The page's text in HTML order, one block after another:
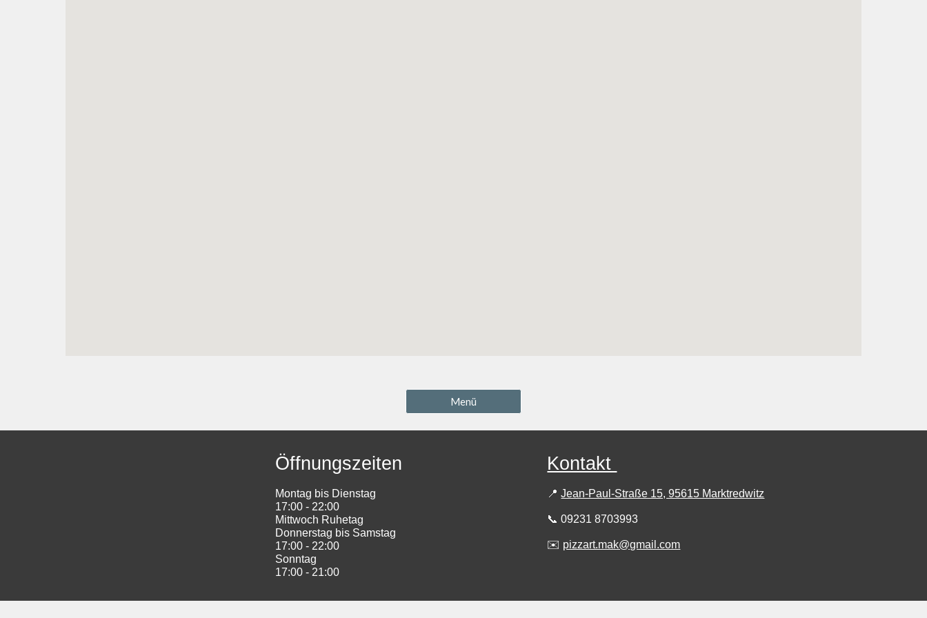
Menü
Öffnungszeiten
Montag bis Dienstag
17:00 - 22:00
Mittwoch Ruhetag
Donnerstag bis Samstag
17:00 - 22:00
Sonntag
17:00 - 21:00
Kontakt
📍Jean-Paul-Straße 15, 95615 Marktredwitz
📞 09231 8703993
✉️ pizzart.mak@gmail.com